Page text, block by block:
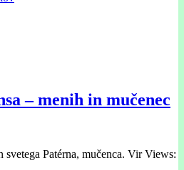
– menih in mučenec
Patérna, mučenca. Vir Views: